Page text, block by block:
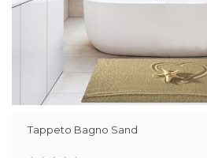
Tappeto Bagno Sand